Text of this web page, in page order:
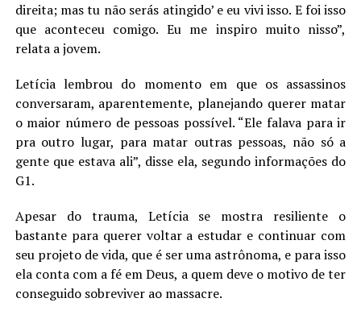
direita; mas tu não serás atingido’ e eu vivi isso. E foi isso
que aconteceu comigo. Eu me inspiro muito nisso”,
relata a jovem.
Letícia lembrou do momento em que os assassinos
conversaram, aparentemente, planejando querer matar
o maior número de pessoas possível. “Ele falava para ir
pra outro lugar, para matar outras pessoas, não só a
gente que estava ali”, disse ela, segundo informações do
G1.
Apesar do trauma, Letícia se mostra resiliente o
bastante para querer voltar a estudar e continuar com
seu projeto de vida, que é ser uma astrônoma, e para isso
ela conta com a fé em Deus, a quem deve o motivo de ter
conseguido sobreviver ao massacre.